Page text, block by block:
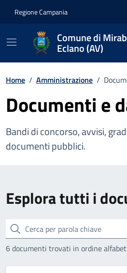
Regione Campania
Comune di
Eclano (AV)
Home / Amministrazione /
Documenti e
Bandi di concorso, avvisi,
documenti pubblici.
Esplora tutti i
Cerca
6 documenti trovati in ordine